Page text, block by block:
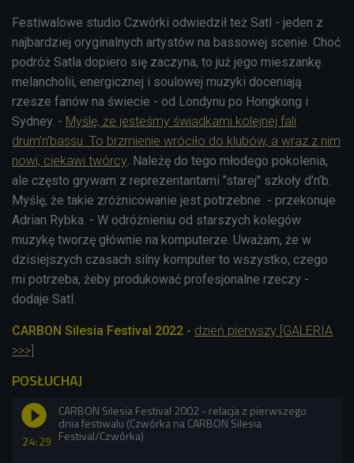
Festiwalowe studio Czwórki odwiedził też Satl - jeden z
najbardziej oryginalnych artystów na bassowej scenie. Choć
podróż Satla dopiero się zaczyna, to już jego mieszankę
melancholii, energicznej i soulowej muzyki doceniają
rzesze fanów na świecie - od Londynu po Hongkong i
Sydney. - Myślę, że jesteśmy świadkami kolejnej fali
drum’n’bassu. To brzmienie wróciło do klubów, a wraz z nim
nowi, ciekawi twórcy . Należę do tego młodego pokolenia,
ale często grywam z reprezentantami "starej" szkoły d’n’b.
Myślę, że takie zróżnicowanie jest potrzebne - przekonuje
Adrian Rybka. - W odróżnieniu od starszych kolegów
muzykę tworzę głównie na komputerze. Uważam, że w
dzisiejszych czasach silny komputer to wszystko, czego
mi potrzeba, żeby produkować profesjonalne rzeczy -
dodaje Satl.
CARBON Silesia Festival 2022 - dzień pierwszy [GALERIA
>>>]
POSŁUCHAJ
24:29
CARBON Silesia Festival 2002 - relacja z pierwszego
dnia festiwalu (Czwórka na CARBON Silesia
Festival/Czwórka)